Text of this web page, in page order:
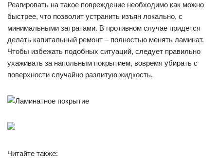
Реагировать на такое повреждение необходимо как можно
быстрее, что позволит устранить изъян локально, с
минимальными затратами. В противном случае придется
делать капитальный ремонт – полностью менять ламинат.
Чтобы избежать подобных ситуаций, следует правильно
ухаживать за напольным покрытием, вовремя убирать с
поверхности случайно разлитую жидкость.
Читайте также: